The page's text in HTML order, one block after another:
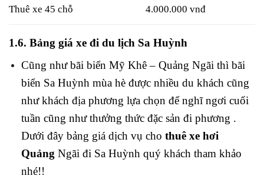
Thuê xe 45 chỗ 4.000.000 vnđ
1.6. Bảng giá xe đi du lịch Sa Huỳnh
Cũng như bãi biển Mỹ Khê – Quảng Ngãi thì bãi
biển Sa Huỳnh mùa hè được nhiều du khách cũng
như khách địa phương lựa chọn để nghĩ ngơi cuối
tuần cũng như thưởng thức đặc sản đi phương .
Dưới đây bảng giá dịch vụ cho thuê xe hơi
Quảng Ngãi đi Sa Huỳnh quý khách tham khảo
nhé!!